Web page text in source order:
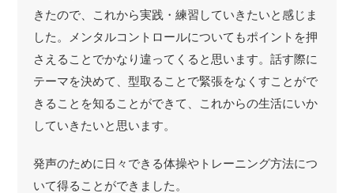
きたので、これから実践・練習していきたいと感じま
した。メンタルコントロールについてもポイントを押
さえることでかなり違ってくると思います。話す際に
テーマを決めて、型取ることで緊張をなくすことがで
きることを知ることができて、これからの生活にいか
していきたいと思います。
発声のために日々できる体操やトレーニング方法につ
いて得ることができました。